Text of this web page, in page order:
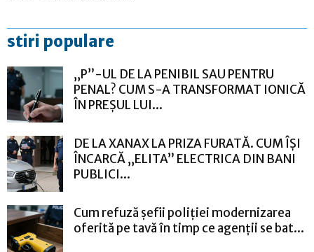
stiri populare
„P”-UL DE LA PENIBIL SAU PENTRU
PENAL? CUM S-A TRANSFORMAT IONICĂ
ÎN PREȘUL LUI...
DE LA XANAX LA PRIZA FURATĂ. CUM ÎȘI
ÎNCARCĂ „ELITA” ELECTRICA DIN BANI
PUBLICI...
Cum refuză șefii poliției modernizarea
oferită pe tavă în timp ce agenții se bat...